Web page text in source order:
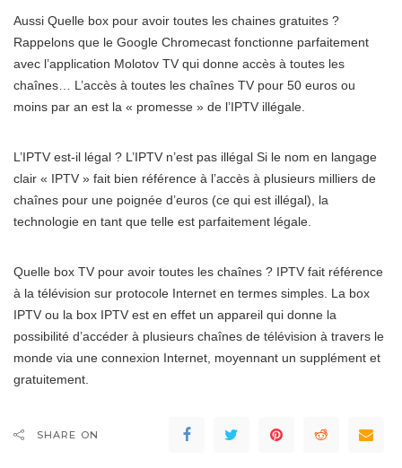
Aussi Quelle box pour avoir toutes les chaines gratuites ?
Rappelons que le Google Chromecast fonctionne parfaitement
avec l’application Molotov TV qui donne accès à toutes les
chaînes… L’accès à toutes les chaînes TV pour 50 euros ou
moins par an est la « promesse » de l’IPTV illégale.
L’IPTV est-il légal ? L’IPTV n’est pas illégal Si le nom en langage
clair « IPTV » fait bien référence à l’accès à plusieurs milliers de
chaînes pour une poignée d’euros (ce qui est illégal), la
technologie en tant que telle est parfaitement légale.
Quelle box TV pour avoir toutes les chaînes ? IPTV fait référence
à la télévision sur protocole Internet en termes simples. La box
IPTV ou la box IPTV est en effet un appareil qui donne la
possibilité d’accéder à plusieurs chaînes de télévision à travers le
monde via une connexion Internet, moyennant un supplément et
gratuitement.
SHARE ON